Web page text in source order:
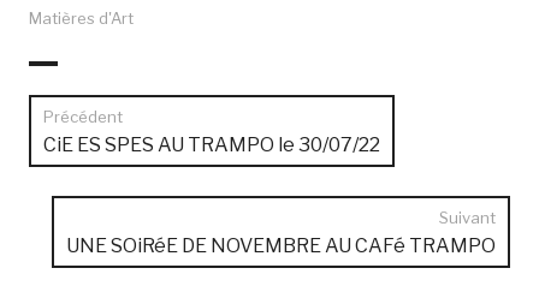
Matières d'Art
Navigation
de
l’article
Précédent
Article
précédent :
CiE ES SPES AU TRAMPO le 30/07/22
Suivant
UNE SOiRéE DE NOVEMBRE AU CAFé TRAMPO